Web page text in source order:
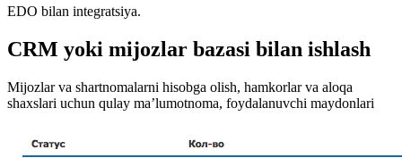
EDO bilan integratsiya.
CRM yoki mijozlar bazasi bilan ishlash
Mijozlar va shartnomalarni hisobga olish, hamkorlar va aloqa
shaxslari uchun qulay ma’lumotnoma, foydalanuvchi maydonlari